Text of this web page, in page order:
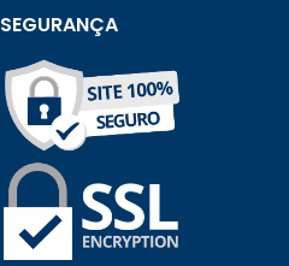
SEGURANÇA